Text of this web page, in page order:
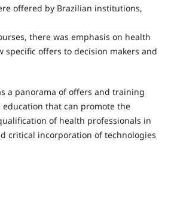
offered by Brazilian institutions,
there was emphasis on health
specific offers to decision makers and
a panorama of offers and training
that can promote the
of health professionals in
critical incorporation of technologies